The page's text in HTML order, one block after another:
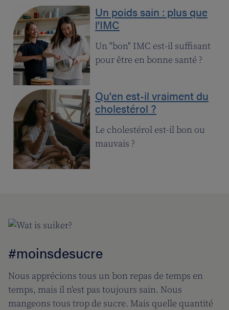
Un poids sain : plus que
l'IMC
Un "bon" IMC est-il suffisant
pour être en bonne santé ?
Qu'en est-il vraiment du
cholestérol ?
Le cholestérol est-il bon ou
mauvais ?
#moinsdesucre
Nous apprécions tous un bon repas de temps en
temps, mais il n'est pas toujours sain. Nous
mangeons tous trop de sucre. Mais quelle quantité